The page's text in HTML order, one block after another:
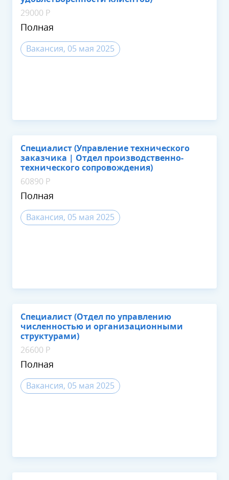
29000 Р
Полная
Вакансия, 05 мая 2025
Специалист (Управление технического
заказчика | Отдел производственно-
технического сопровождения)
60890 Р
Полная
Вакансия, 05 мая 2025
Специалист (Отдел по управлению
численностью и организационными
структурами)
26600 Р
Полная
Вакансия, 05 мая 2025